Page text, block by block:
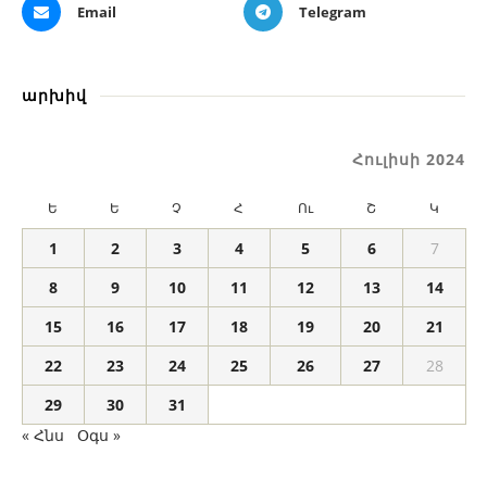
Email Telegram
արխիվ
Հուլիսի 2024
Ե Ե Չ Հ Ու Շ Կ
1 2 3 4 5 6
7
8
9 10 11 12 13
14
15
16 17 18 19 20
21
22
23 24 25 26 27
28
29
30
31
« Հնս
Օգս »